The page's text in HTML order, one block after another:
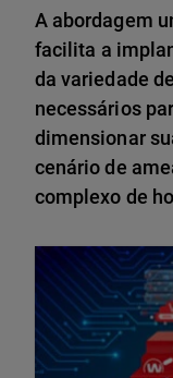
A abordagem
facilita a
da variedade
necessários
dimensionar
cenário de
complexo de